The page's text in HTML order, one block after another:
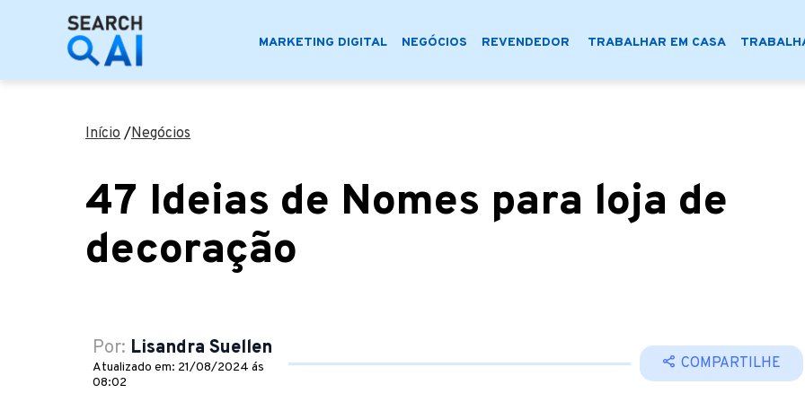
MARKETING DIGITAL NEGÓCIOS REVENDEDOR TRABALHAR EM CASA
Início /Negócios
47 Ideias de Nomes para loja de
decoração
Por: Lisandra Suellen
Atualizado em: 21/08/2024 ás
08:02
COMPARTILHE